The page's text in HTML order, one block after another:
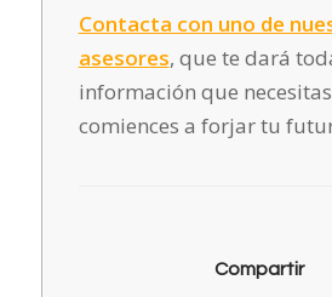
Contacta con uno de
asesores, que te dará
información que
comiences a forjar tu
Compartir